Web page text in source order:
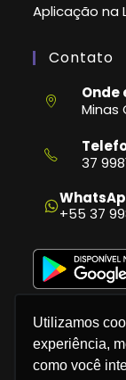
Utilizamos
experiência,
como você
Aplicação na
Contato
Onde
Minas
37
em
seu
+55 37
Política de